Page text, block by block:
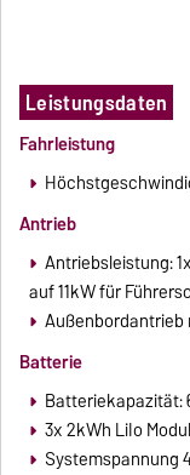
Leistungsdaten
Fahrleistung
Antrieb
Antriebsleistung:
auf 11kW für
Batterie
Batteriekapazität:
3x 2kWh LiIo
Systemspannung